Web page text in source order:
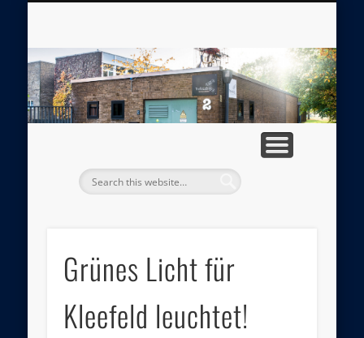
Grünes Licht für
Kleefeld leuchtet!